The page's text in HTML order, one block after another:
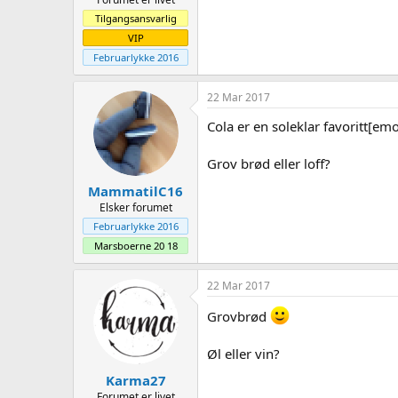
Tilgangsansvarlig
VIP
Februarlykke 2016
MammatilC16
Elsker forumet
Februarlykke 2016
Marsboerne 20 18
22 Mar 2017
Cola er en soleklar
Grov brød eller loff?
Karma27
22 Mar 2017
Grovbrød
Øl eller vin?